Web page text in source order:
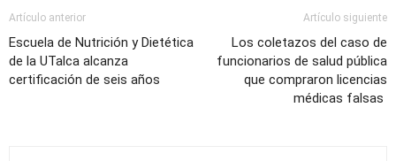
Artículo anterior
Escuela de Nutrición y Dietética
de la UTalca alcanza
certificación de seis años
Artículo siguiente
Los coletazos del caso de
funcionarios de salud pública
que compraron licencias
médicas falsas